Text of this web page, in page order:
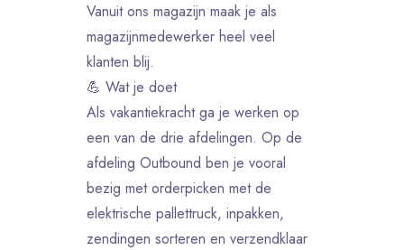
Vanuit ons magazijn maak je als
magazijnmedewerker heel veel
klanten blij.
💪 Wat je doet
Als vakantiekracht ga je werken op
een van de drie afdelingen. Op de
afdeling Outbound ben je vooral
bezig met orderpicken met de
elektrische pallettruck, inpakken,
zendingen sorteren en verzendklaar